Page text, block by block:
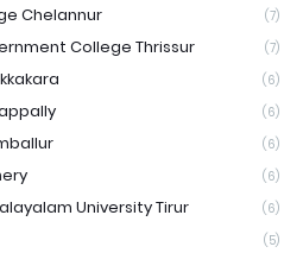
Chelannur (7)
College Thrissur (7)
(6)
(6)
(6)
(6)
University Tirur (6)
(5)